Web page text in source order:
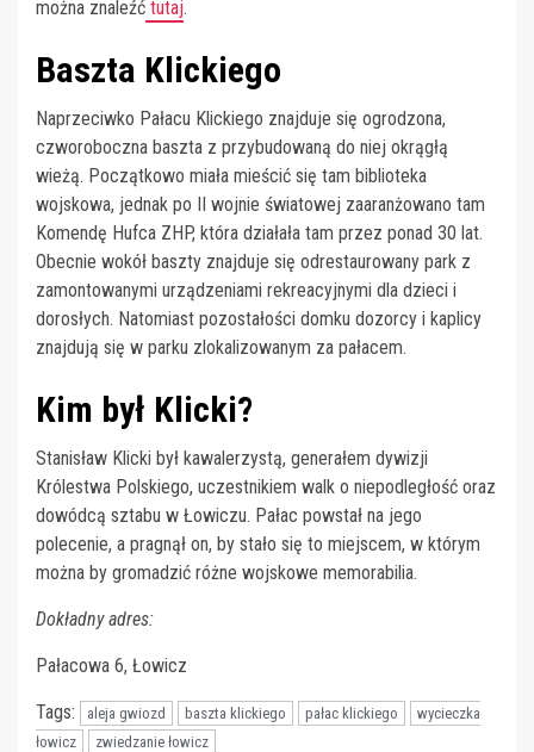
można znaleźć tutaj.
Baszta Klickiego
Naprzeciwko Pałacu Klickiego znajduje się ogrodzona,
czworoboczna baszta z przybudowaną do niej okrągłą
wieżą. Początkowo miała mieścić się tam biblioteka
wojskowa, jednak po II wojnie światowej zaaranżowano tam
Komendę Hufca ZHP, która działała tam przez ponad 30 lat.
Obecnie wokół baszty znajduje się odrestaurowany park z
zamontowanymi urządzeniami rekreacyjnymi dla dzieci i
dorosłych. Natomiast pozostałości domku dozorcy i kaplicy
znajdują się w parku zlokalizowanym za pałacem.
Kim był Klicki?
Stanisław Klicki był kawalerzystą, generałem dywizji
Królestwa Polskiego, uczestnikiem walk o niepodległość oraz
dowódcą sztabu w Łowiczu. Pałac powstał na jego
polecenie, a pragnął on, by stało się to miejscem, w którym
można by gromadzić różne wojskowe memorabilia.
Dokładny adres:
Pałacowa 6, Łowicz
Tags: aleja gwiozd baszta klickiego pałac klickiego
wycieczka
łowicz
zwiedzanie łowicz